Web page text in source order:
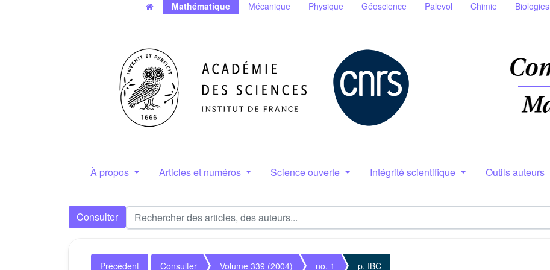
Mathématique Mécanique Physique Géoscience Palevol Chimie Biologies
À propos Articles et numéros Science ouverte Intégrité scientifique Outils auteurs
Consulter
Précédent Consulter Volume 339 (2004) no. 1 p. IBC